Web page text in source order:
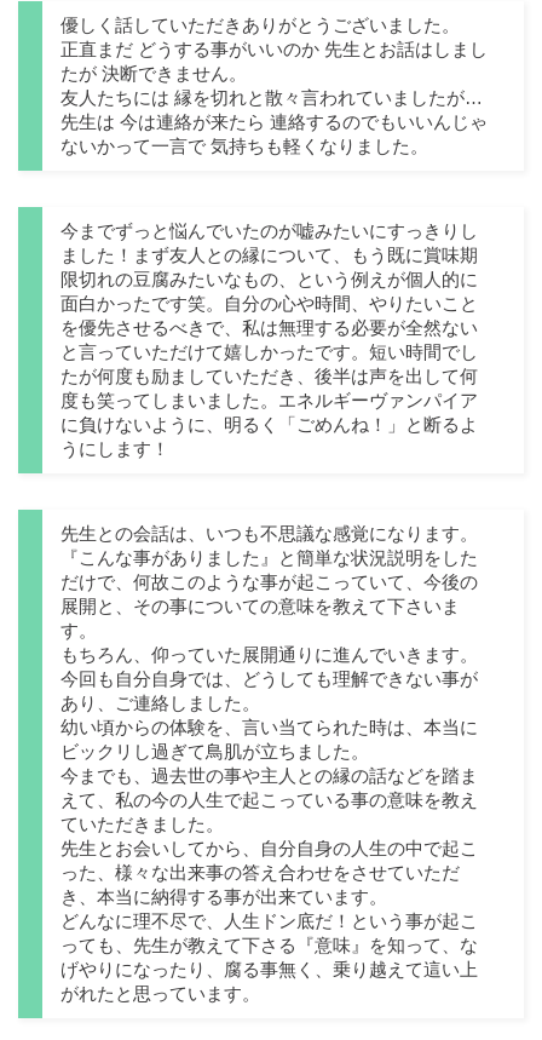
優しく話していただきありがとうございました。
正直まだ どうする事がいいのか 先生とお話はしまし
たが 決断できません。
友人たちには 縁を切れと散々言われていましたが…
先生は 今は連絡が来たら 連絡するのでもいいんじゃ
ないかって一言で 気持ちも軽くなりました。
今までずっと悩んでいたのが嘘みたいにすっきりし
ました！まず友人との縁について、もう既に賞味期
限切れの豆腐みたいなもの、という例えが個人的に
面白かったです笑。自分の心や時間、やりたいこと
を優先させるべきで、私は無理する必要が全然ない
と言っていただけて嬉しかったです。短い時間でし
たが何度も励ましていただき、後半は声を出して何
度も笑ってしまいました。エネルギーヴァンパイア
に負けないように、明るく「ごめんね！」と断るよ
うにします！
先生との会話は、いつも不思議な感覚になります。
『こんな事がありました』と簡単な状況説明をした
だけで、何故このような事が起こっていて、今後の
展開と、その事についての意味を教えて下さいま
す。
もちろん、仰っていた展開通りに進んでいきます。
今回も自分自身では、どうしても理解できない事が
あり、ご連絡しました。
幼い頃からの体験を、言い当てられた時は、本当に
ビックリし過ぎて鳥肌が立ちました。
今までも、過去世の事や主人との縁の話などを踏ま
えて、私の今の人生で起こっている事の意味を教え
ていただきました。
先生とお会いしてから、自分自身の人生の中で起こ
った、様々な出来事の答え合わせをさせていただ
き、本当に納得する事が出来ています。
どんなに理不尽で、人生ドン底だ！という事が起こ
っても、先生が教えて下さる『意味』を知って、な
げやりになったり、腐る事無く、乗り越えて這い上
がれたと思っています。